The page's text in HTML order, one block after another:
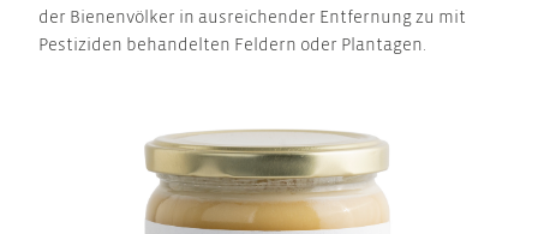
der Bienenvölker in ausreichender Entfernung zu mit
Pestiziden behandelten Feldern oder Plantagen.